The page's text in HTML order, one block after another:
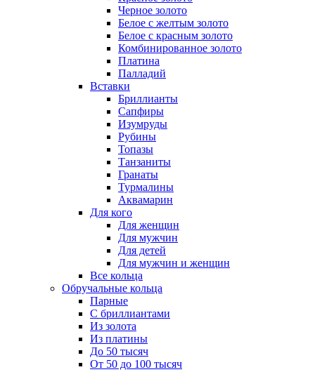
Черное золото
Белое с желтым золото
Белое с красным золото
Комбинированное золото
Платина
Палладий
Вставки
Бриллианты
Сапфиры
Изумруды
Рубины
Топазы
Танзаниты
Гранаты
Турмалины
Аквамарин
Для кого
Для женщин
Для мужчин
Для детей
Для мужчин и женщин
Все кольца
Обручальные кольца
Парные
С бриллиантами
Из золота
Из платины
До 50 тысяч
От 50 до 100 тысяч